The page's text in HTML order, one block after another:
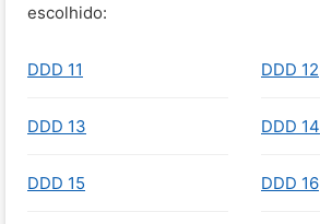
escolhido:
DDD 11 DDD 12
DDD 13 DDD 14
DDD 15 DDD 16